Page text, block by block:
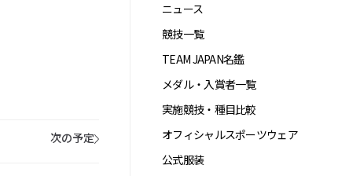
次の予定
ニュース
競技一覧
TEAM JAPAN名鑑
メダル・入賞者一覧
実施競技・種目比較
オフィシャルスポーツウェア
公式服装